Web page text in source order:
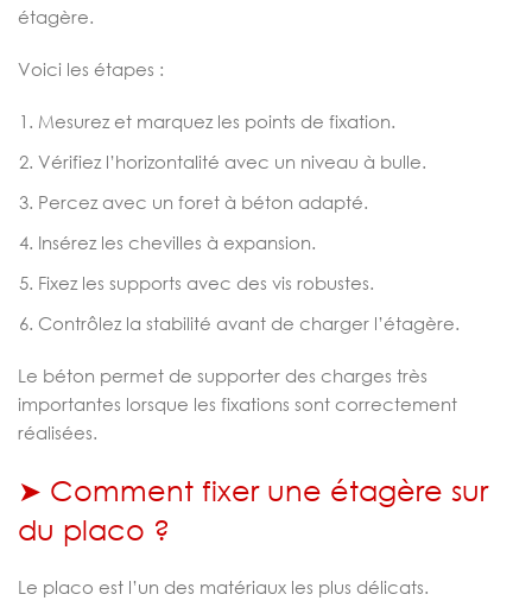
étagère.
Voici les étapes :
Mesurez et marquez les points de fixation.
Vérifiez l’horizontalité avec un niveau à bulle.
Percez avec un foret à béton adapté.
Insérez les chevilles à expansion.
Fixez les supports avec des vis robustes.
Contrôlez la stabilité avant de charger l’étagère.
Le béton permet de supporter des charges très
importantes lorsque les fixations sont correctement
réalisées.
➤ Comment fixer une étagère sur
du placo ?
Le placo est l’un des matériaux les plus délicats.